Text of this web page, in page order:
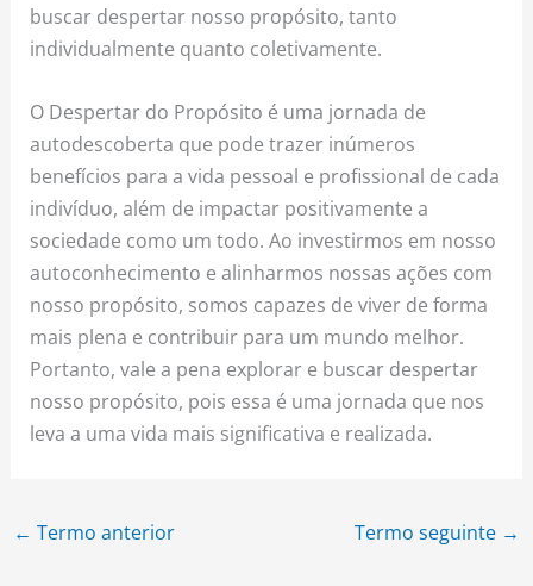
buscar despertar nosso propósito, tanto
individualmente quanto coletivamente.
O Despertar do Propósito é uma jornada de
autodescoberta que pode trazer inúmeros
benefícios para a vida pessoal e profissional de cada
indivíduo, além de impactar positivamente a
sociedade como um todo. Ao investirmos em nosso
autoconhecimento e alinharmos nossas ações com
nosso propósito, somos capazes de viver de forma
mais plena e contribuir para um mundo melhor.
Portanto, vale a pena explorar e buscar despertar
nosso propósito, pois essa é uma jornada que nos
leva a uma vida mais significativa e realizada.
← Termo anterior Termo seguinte →